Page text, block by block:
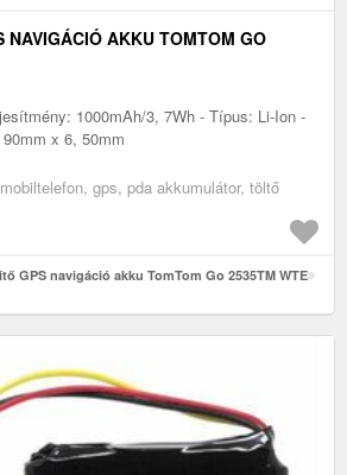
NAVIGÁCIÓ AKKU TOMTOM GO
1000mAh/3, 7Wh - Típus: Li-Ion -
x 6, 50mm
gps, pda akkumulátor, töltő
GPS navigáció akku TomTom Go 2535TM WTE